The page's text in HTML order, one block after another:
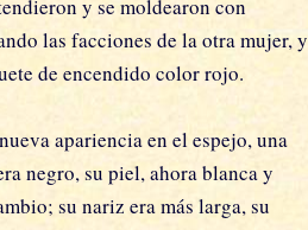
y se moldearon con
las facciones de la otra mujer, y
de encendido color rojo.
apariencia en el espejo, una
negro, su piel, ahora blanca y
su nariz era más larga, su